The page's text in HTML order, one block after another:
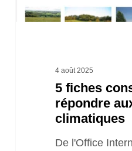
climatiques
4 août 2025
5 fiches
répondre
climatiques
De l'Office